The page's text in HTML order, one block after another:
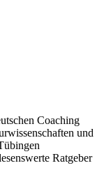
Coaching
und
Ratgeber